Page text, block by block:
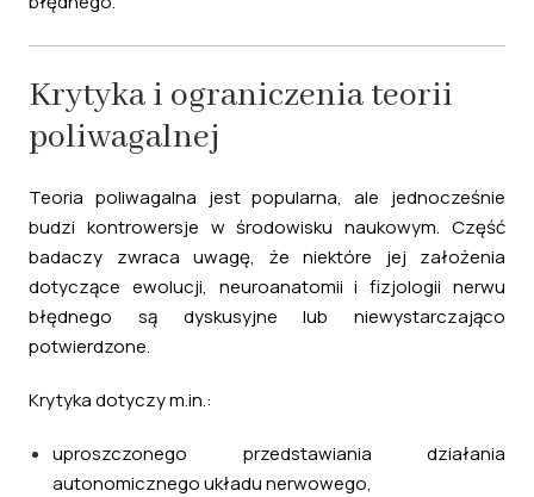
Krytyka i ograniczenia teorii
poliwagalnej
Teoria poliwagalna jest popularna, ale jednocześnie
budzi kontrowersje w środowisku naukowym. Część
badaczy zwraca uwagę, że niektóre jej założenia
dotyczące ewolucji, neuroanatomii i fizjologii nerwu
błędnego są dyskusyjne lub niewystarczająco
potwierdzone.
Krytyka dotyczy m.in.:
uproszczonego przedstawiania działania
autonomicznego układu nerwowego,